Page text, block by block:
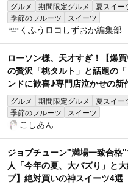
グルメ 期間限定グルメ 夏スイー
季節のフルーツ
スイーツ
くふうロコしずおか編集部
ローソン様、天才すぎ！【爆
の贅沢「桃タルト」と話題の
ンドに歓喜♪専門店泣かせの新
グルメ 期間限定グルメ 夏スイー
季節のフルーツ
スイーツ
こしあん
ジョブチューン"満場一致合格
人「今年の夏、大バズり」と
プ】絶対買いの神スイーツ4選